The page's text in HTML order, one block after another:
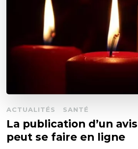
ACTUALITÉS SANTÉ
La publication d’un
peut se faire en ligne